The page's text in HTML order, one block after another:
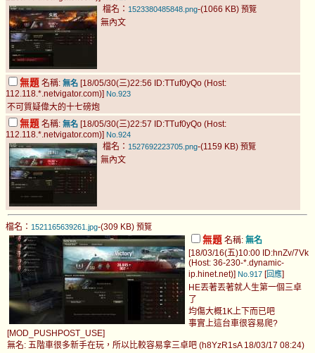
檔名： 1523380485848.png-(1066 KB) 預覽
無內文
無題 名稱: 無名 [18/05/30(三)22:56 ID:TTuf0yQo (Host:
112.118.*.netvigator.com)] No.923
不可質疑偉大的十七磅炮
無題 名稱: 無名 [18/05/30(三)22:57 ID:TTuf0yQo (Host:
112.118.*.netvigator.com)] No.924
檔名： 1527692223705.png-(1159 KB) 預覽
無內文
檔名： 1521165639261.jpg-(309 KB) 預覽
無題 名稱: 無名
[18/03/16(五)10:00 ID:hnZv/7Vk
(Host: 36-230-*.dynamic-
ip.hinet.net)] No.917 [回應]
HE丟著丟著就人生第一個三卓
了
均傷大概1K上下而已吧
事實上這台車很容易爬?
[MOD_PUSHPOST_USE]
無名: 五階車很多新手在玩，所以比較容易拿三卓吧 (h8YzR1sA 18/03/17 08:24)